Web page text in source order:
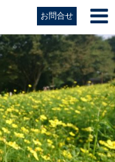
お問合せ